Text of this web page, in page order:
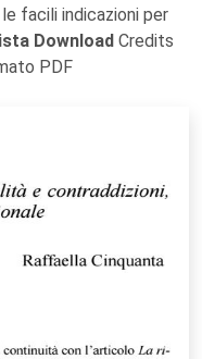
facili indicazioni per
Download Credits
PDF